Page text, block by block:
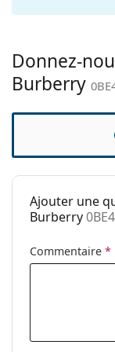
ressort:
Étui:
Tissu de
nettoyage:
Catégorie:
Marque:
Utilisation:
Code:
Donnez-
Burberry
Ajouter une
Burberry
Commentaire *